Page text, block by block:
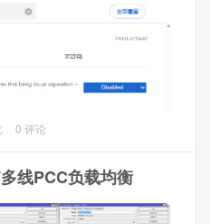
字符集为en_US.UTF-8，但
文件，只需要手动生成这个
里面有关闭选项，自从
0 评论
线PCC负载均衡